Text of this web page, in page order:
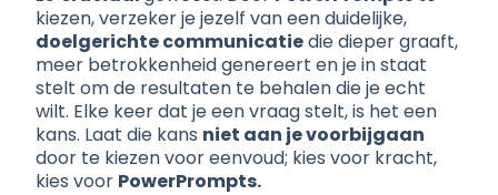
kiezen, verzeker je jezelf van een duidelijke,
doelgerichte communicatiedie dieper graaft,
meer betrokkenheid genereert en je in staat
stelt om de resultaten te behalen die je echt
wilt. Elke keer dat je een vraag stelt, is het een
kans. Laat die kans niet aan je voorbijgaan
door te kiezen voor eenvoud; kies voor kracht,
kies voor PowerPrompts.